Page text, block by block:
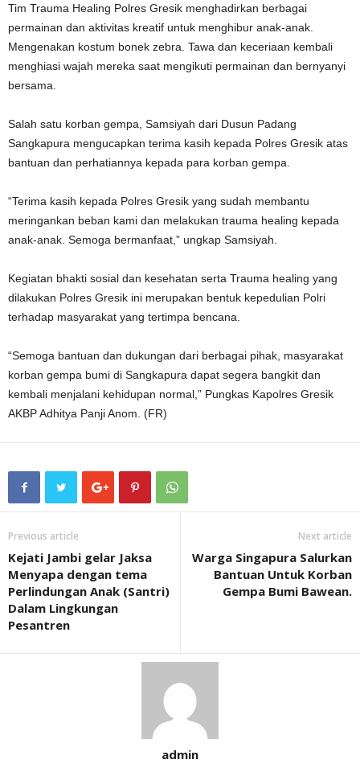
Tim Trauma Healing Polres Gresik menghadirkan berbagai
permainan dan aktivitas kreatif untuk menghibur anak-anak.
Mengenakan kostum bonek zebra. Tawa dan keceriaan kembali
menghiasi wajah mereka saat mengikuti permainan dan bernyanyi
bersama.
Salah satu korban gempa, Samsiyah dari Dusun Padang
Sangkapura mengucapkan terima kasih kepada Polres Gresik atas
bantuan dan perhatiannya kepada para korban gempa.
“Terima kasih kepada Polres Gresik yang sudah membantu
meringankan beban kami dan melakukan trauma healing kepada
anak-anak. Semoga bermanfaat,” ungkap Samsiyah.
Kegiatan bhakti sosial dan kesehatan serta Trauma healing yang
dilakukan Polres Gresik ini merupakan bentuk kepedulian Polri
terhadap masyarakat yang tertimpa bencana.
“Semoga bantuan dan dukungan dari berbagai pihak, masyarakat
korban gempa bumi di Sangkapura dapat segera bangkit dan
kembali menjalani kehidupan normal,” Pungkas Kapolres Gresik
AKBP Adhitya Panji Anom. (FR)
Previous article
Kejati Jambi gelar Jaksa
Menyapa dengan tema
Perlindungan Anak (Santri)
Dalam Lingkungan
Pesantren
Next article
Warga Singapura Salurkan
Bantuan Untuk Korban
Gempa Bumi Bawean.
admin